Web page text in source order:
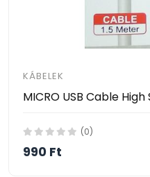
KÁBELEK
(0)
990 Ft